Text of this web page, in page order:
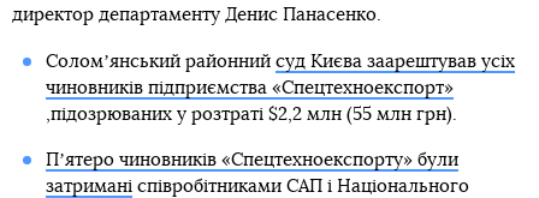
директор департаменту Денис Панасенко.
Соломʼянський районний суд Києва заарештував усіх
чиновників підприємства «Спецтехноекспорт»
,підозрюваних у розтраті $2,2 млн (55 млн грн).
Пʼятеро чиновників «Спецтехноекспорту» були
затриманіспівробітниками САП і Національного